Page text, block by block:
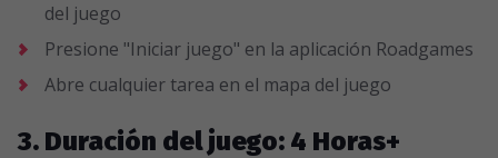
del juego
Presione "Iniciar juego" en la aplicación Roadgames
Abre cualquier tarea en el mapa del juego
3. Duración del juego: 4 Horas+